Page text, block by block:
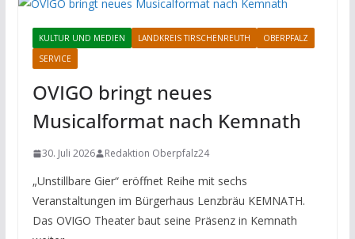
KULTUR UND MEDIEN LANDKREIS TIRSCHENREUTH
OBERPFALZ
SERVICE
OVIGO bringt neues
Musicalformat nach Kemnath
30. Juli 2026 Redaktion Oberpfalz24
„Unstillbare Gier“ eröffnet Reihe mit sechs
Veranstaltungen im Bürgerhaus Lenzbräu KEMNATH.
Das OVIGO Theater baut seine Präsenz in Kemnath